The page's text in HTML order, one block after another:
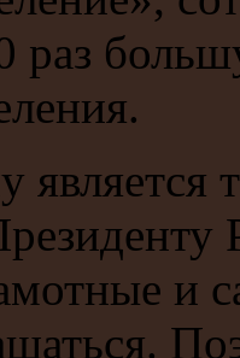
раз
и